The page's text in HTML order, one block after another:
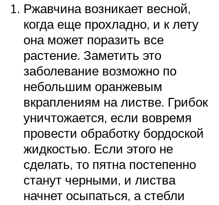
Ржавчина возникает весной,
когда еще прохладно, и к лету
она может поразить все
растение. Заметить это
заболевание возможно по
небольшим оранжевым
вкраплениям на листве. Грибок
уничтожается, если вовремя
провести обработку бордоской
жидкостью. Если этого не
сделать, то пятна постепенно
станут черными, и листва
начнет осыпаться, а стебли